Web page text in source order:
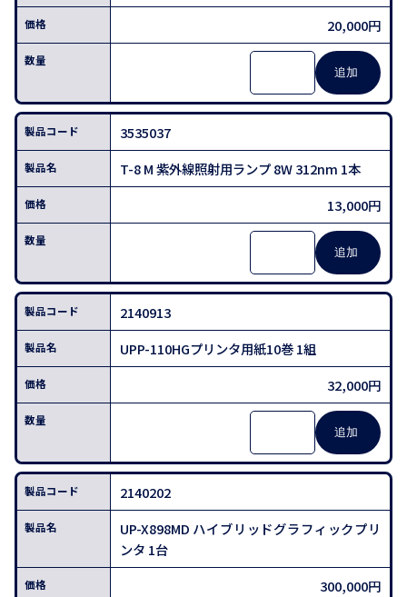
20,000円
3535037
T-8 M 紫外線照射用ランプ 8W 312nm 1本
13,000円
2140913
UPP-110HGプリンタ用紙10巻 1組
32,000円
2140202
UP-X898MD ハイブリッドグラフィックプリ
ンタ 1台
300,000円